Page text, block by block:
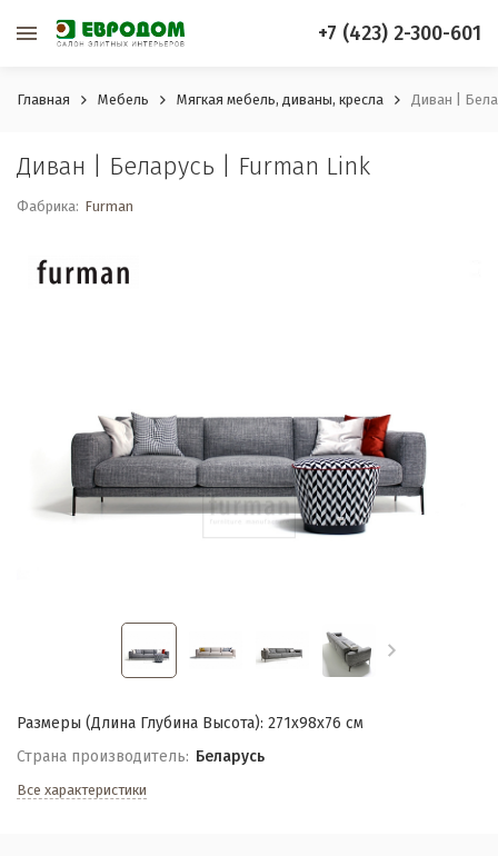
+7 (423) 2-300-601
Главная Мебель Мягкая мебель, диваны, кресла Диван |
Диван | Беларусь | Furman Link
Фабрика: Furman
Размеры (Длина Глубина Высота): 271х98х76 см
Страна производитель: Беларусь
Все характеристики